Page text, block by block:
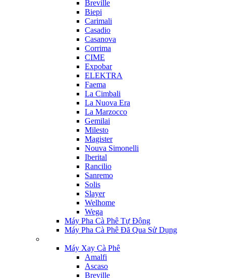
Breville
Biepi
Carimali
Casadio
Casanova
Corrima
CIME
Expobar
ELEKTRA
Faema
La Cimbali
La Nuova Era
La Marzocco
Gemilai
Milesto
Magister
Nouva Simonelli
Iberital
Rancilio
Sanremo
Solis
Slayer
Welhome
Wega
Máy Pha Cà Phê Tự Động
Máy Pha Cà Phê Đã Qua Sử Dụng
Máy Xay Cà Phê
Amalfi
Ascaso
Breville